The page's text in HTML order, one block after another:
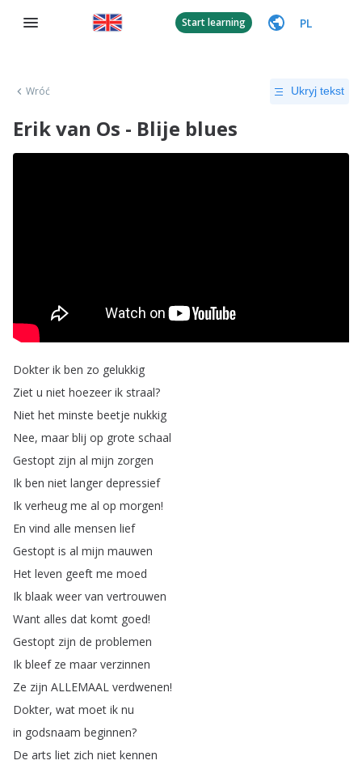
Start learning PL
Wróć Ukryj tekst
Erik van Os - Blije blues
Dokter ik ben zo gelukkig
Ziet u niet hoezeer ik straal?
Niet het minste beetje nukkig
Nee, maar blij op grote schaal
Gestopt zijn al mijn zorgen
Ik ben niet langer depressief
Ik verheug me al op morgen!
En vind alle mensen lief
Gestopt is al mijn mauwen
Het leven geeft me moed
Ik blaak weer van vertrouwen
Want alles dat komt goed!
Gestopt zijn de problemen
Ik bleef ze maar verzinnen
Ze zijn ALLEMAAL verdwenen!
Dokter, wat moet ik nu
in godsnaam beginnen?
De arts liet zich niet kennen